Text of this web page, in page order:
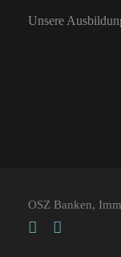
Unsere
OSZ Banken,